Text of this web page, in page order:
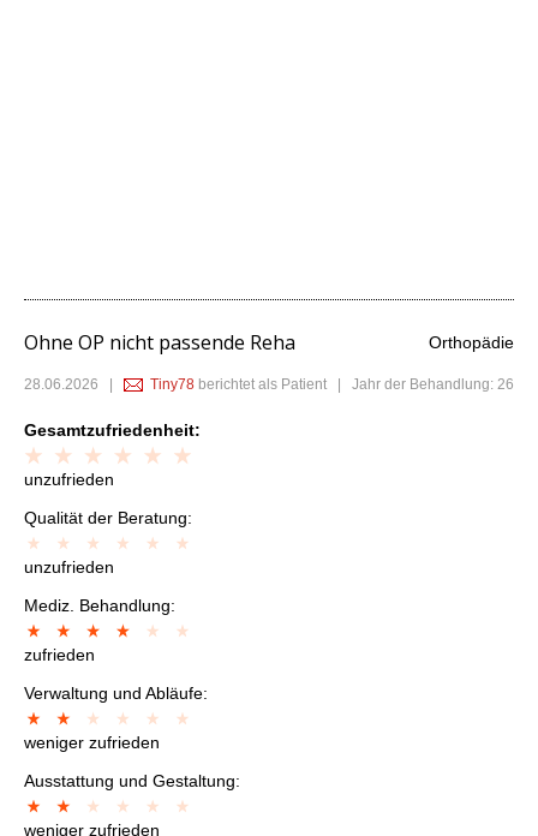
Ohne OP nicht passende Reha Orthopädie
28.06.2026 | Tiny78 berichtet als Patient | Jahr der Behandlung: 26
Gesamtzufriedenheit:
unzufrieden
Qualität der Beratung:
unzufrieden
Mediz. Behandlung:
zufrieden
Verwaltung und Abläufe:
weniger zufrieden
Ausstattung und Gestaltung:
weniger zufrieden